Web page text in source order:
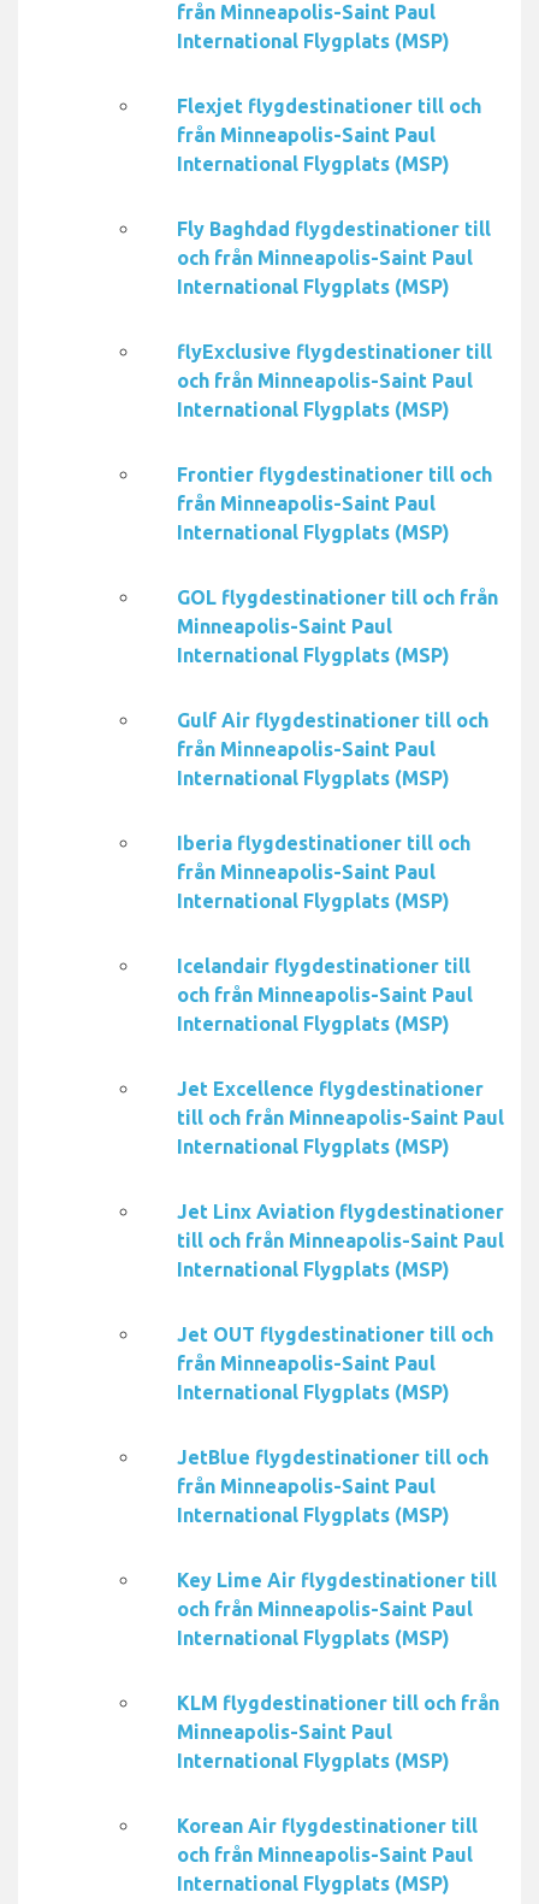
från Minneapolis-Saint Paul
International Flygplats (MSP)
Flexjet flygdestinationer till och
från Minneapolis-Saint Paul
International Flygplats (MSP)
Fly Baghdad flygdestinationer till
och från Minneapolis-Saint Paul
International Flygplats (MSP)
flyExclusive flygdestinationer till
och från Minneapolis-Saint Paul
International Flygplats (MSP)
Frontier flygdestinationer till och
från Minneapolis-Saint Paul
International Flygplats (MSP)
GOL flygdestinationer till och från
Minneapolis-Saint Paul
International Flygplats (MSP)
Gulf Air flygdestinationer till och
från Minneapolis-Saint Paul
International Flygplats (MSP)
Iberia flygdestinationer till och
från Minneapolis-Saint Paul
International Flygplats (MSP)
Icelandair flygdestinationer till
och från Minneapolis-Saint Paul
International Flygplats (MSP)
Jet Excellence flygdestinationer
till och från Minneapolis-Saint Paul
International Flygplats (MSP)
Jet Linx Aviation flygdestinationer
till och från Minneapolis-Saint Paul
International Flygplats (MSP)
Jet OUT flygdestinationer till och
från Minneapolis-Saint Paul
International Flygplats (MSP)
JetBlue flygdestinationer till och
från Minneapolis-Saint Paul
International Flygplats (MSP)
Key Lime Air flygdestinationer till
och från Minneapolis-Saint Paul
International Flygplats (MSP)
KLM flygdestinationer till och från
Minneapolis-Saint Paul
International Flygplats (MSP)
Korean Air flygdestinationer till
och från Minneapolis-Saint Paul
International Flygplats (MSP)